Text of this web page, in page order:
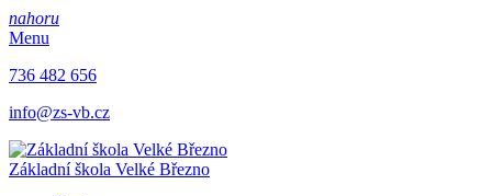
nahoru
Menu
736 482 656
info@zs-vb.cz
Základní škola Velké Březno